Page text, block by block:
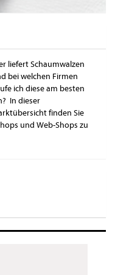
liefert Schaumwalzen
bei welchen Firmen
ich diese am besten
In dieser
finden Sie
und Web-Shops zu